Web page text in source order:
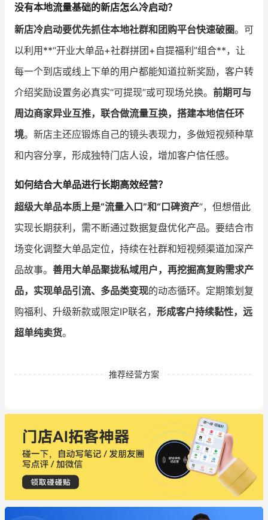
没有本地流量基础的新店怎么冷启动？
新店冷启动要优先抓住本地社群和团购平台快速破圈。可
以利用**“开业大单品+社群拼团+自提福利”组合**，让
每一个到店或线上下单的用户都能知道拉新奖励，客户转
介绍奖励设置务必真实“可提现”或可现场兑换。 前期可与
周边商家异业互推，联合做流量互换，搭建本地信任环
境。新店主还应锻炼自己的镜头表现力，多做短视频种草
和内容分享，形成独特门店人设，增加客户信任感。
如何结合大单品进行长期高效经营？
超级大单品本质上是“流量入口”和“口碑资产”，但想借此
实现长期获利，需不断通过数据复盘优化产品。要结合市
场变化调整大单品定位，持续在社群和短视频渠道加深产
品故事。 善用大单品聚拢私域用户，再挖掘高复购需求产
品，实现单品引流、多品类变现的动态循环。定期策划复
购福利、升级新款或限定IP联名， 形成客户持续黏性，远
超单纯卖货。
推荐经营方案